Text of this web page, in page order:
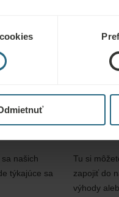
našich
týkajúce sa
Tu si
zapojiť do
výhody